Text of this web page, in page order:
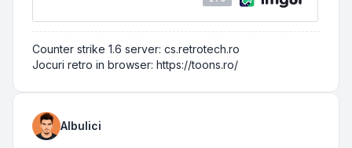
Counter strike 1.6 server: cs.retrotech.ro
Jocuri retro in browser: https://toons.ro/
Albulici